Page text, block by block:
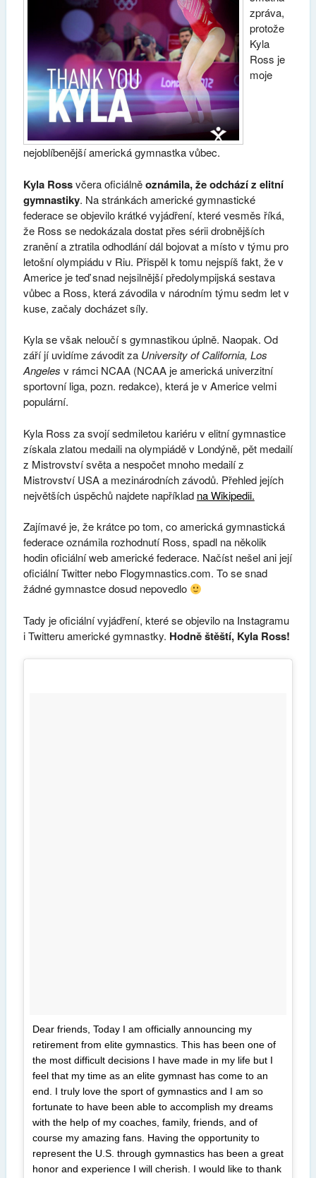
zpráva,
protože
Kyla
Ross je
moje
nejoblíbenější americká gymnastka vůbec.
Kyla Rossvčera oficiálněoznámila, že odchází z elitní
gymnastiky. Na stránkách americké gymnastické
federace se objevilo krátké vyjádření, které vesměs říká,
že Ross se nedokázala dostat přes sérii drobnějších
zranění a ztratila odhodlání dál bojovat a místo v týmu pro
letošní olympiádu v Riu. Přispěl k tomu nejspíš fakt, že v
Americe je teď snad nejsilnější předolympijská sestava
vůbec a Ross, která závodila v národním týmu sedm let v
kuse, začaly docházet síly.
Kyla se však neloučí s gymnastikou úplně. Naopak. Od
září jí uvidíme závodit za University of California, Los
Angeles v rámci NCAA (NCAA je americká univerzitní
sportovní liga, pozn. redakce), která je v Americe velmi
populární.
Kyla Ross za svojí sedmiletou kariéru v elitní gymnastice
získala zlatou medaili na olympiádě v Londýně, pět medailí
z Mistrovství světa a nespočet mnoho medailí z
Mistrovství USA a mezinárodních závodů. Přehled jejích
největších úspěchů najdete například na Wikipedii.
Zajímavé je, že krátce po tom, co americká gymnastická
federace oznámila rozhodnutí Ross, spadl na několik
hodin oficiální web americké federace. Načíst nešel ani její
oficiální Twitter nebo Flogymnastics.com. To se snad
žádné gymnastce dosud nepovedlo
Tady je oficiální vyjádření, které se objevilo na Instagramu
i Twitteru americké gymnastky. Hodně štěští, Kyla Ross!
Dear friends, Today I am officially announcing my
retirement from elite gymnastics. This has been one of
the most difficult decisions I have made in my life but I
feel that my time as an elite gymnast has come to an
end. I truly love the sport of gymnastics and I am so
fortunate to have been able to accomplish my dreams
with the help of my coaches, family, friends, and of
course my amazing fans. Having the opportunity to
represent the U.S. through gymnastics has been a great
honor and experience I will cherish. I would like to thank